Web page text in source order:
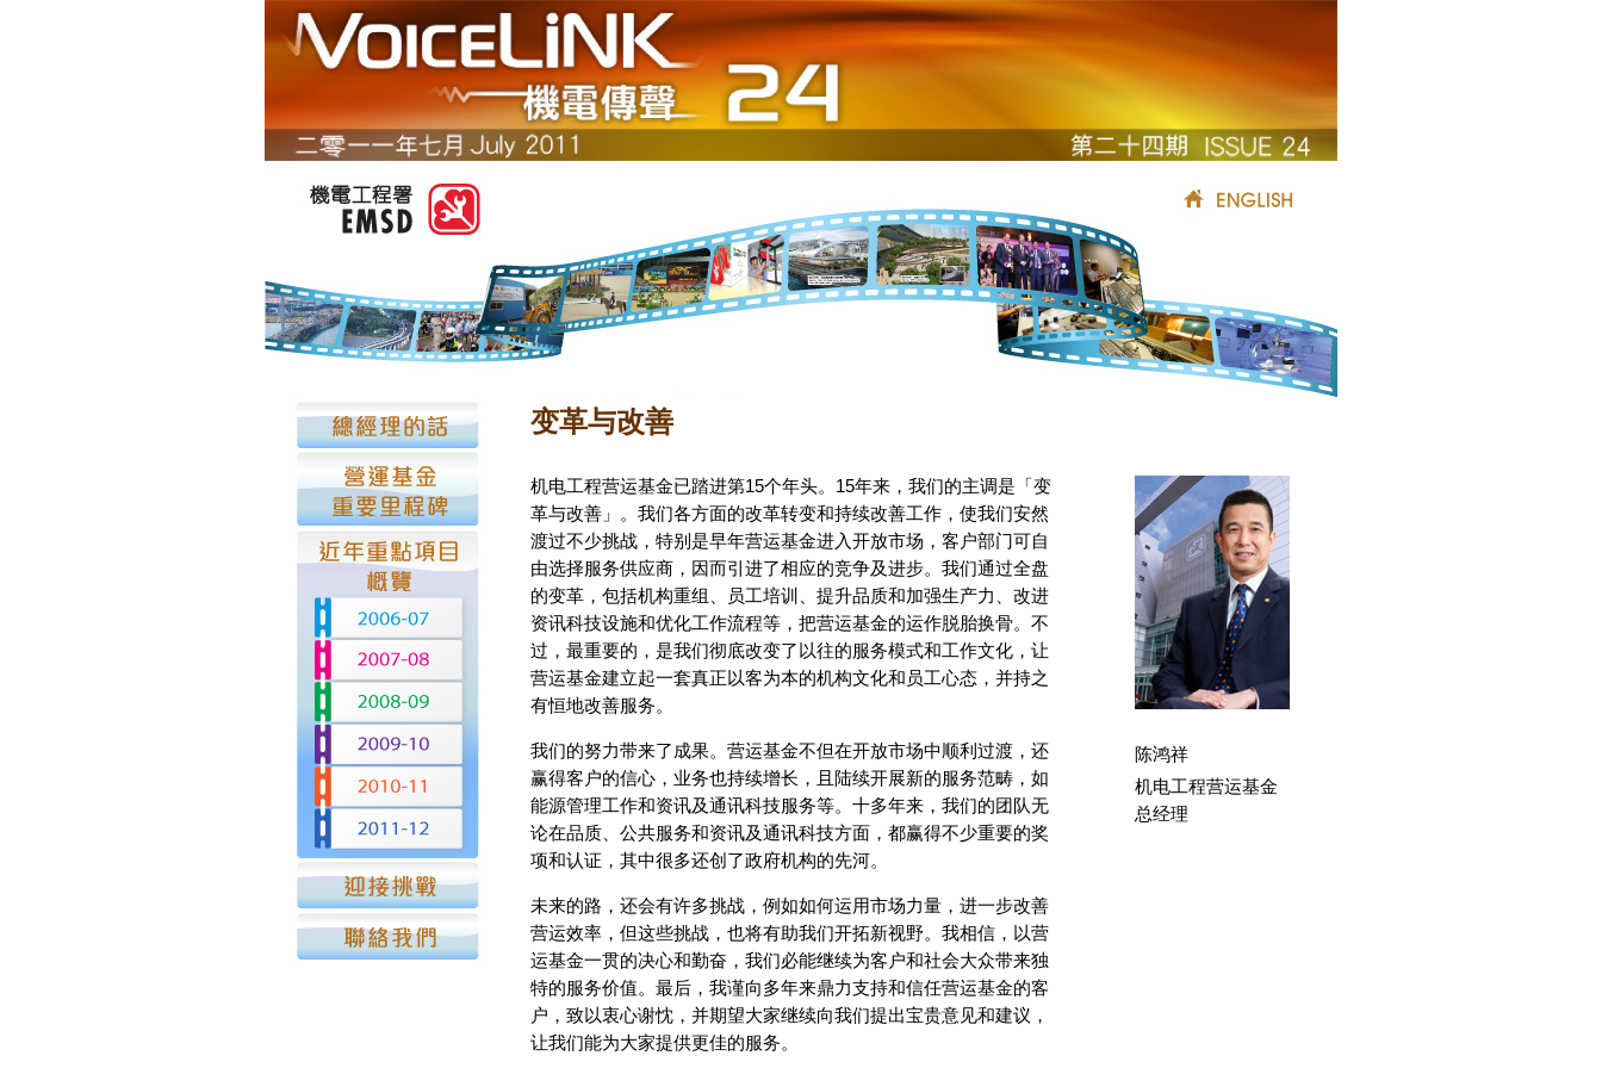
变革与改善
机电工程营运基金已踏进第15个年头。15年来，我们的主调是「变
革与改善」。我们各方面的改革转变和持续改善工作，使我们安然
渡过不少挑战，特别是早年营运基金进入开放市场，客户部门可自
由选择服务供应商，因而引进了相应的竞争及进步。我们通过全盘
的变革，包括机构重组、员工培训、提升品质和加强生产力、改进
资讯科技设施和优化工作流程等，把营运基金的运作脱胎换骨。不
过，最重要的，是我们彻底改变了以往的服务模式和工作文化，让
营运基金建立起一套真正以客为本的机构文化和员工心态，并持之
有恒地改善服务。
我们的努力带来了成果。营运基金不但在开放市场中顺利过渡，还
赢得客户的信心，业务也持续增长，且陆续开展新的服务范畴，如
能源管理工作和资讯及通讯科技服务等。十多年来，我们的团队无
论在品质、公共服务和资讯及通讯科技方面，都赢得不少重要的奖
项和认证，其中很多还创了政府机构的先河。
未来的路，还会有许多挑战，例如如何运用市场力量，进一步改善
营运效率，但这些挑战，也将有助我们开拓新视野。我相信，以营
运基金一贯的决心和勤奋，我们必能继续为客户和社会大众带来独
特的服务价值。最后，我谨向多年来鼎力支持和信任营运基金的客
户，致以衷心谢忱，并期望大家继续向我们提出宝贵意见和建议，
让我们能为大家提供更佳的服务。
陈鸿祥
机电工程营运基金
总经理